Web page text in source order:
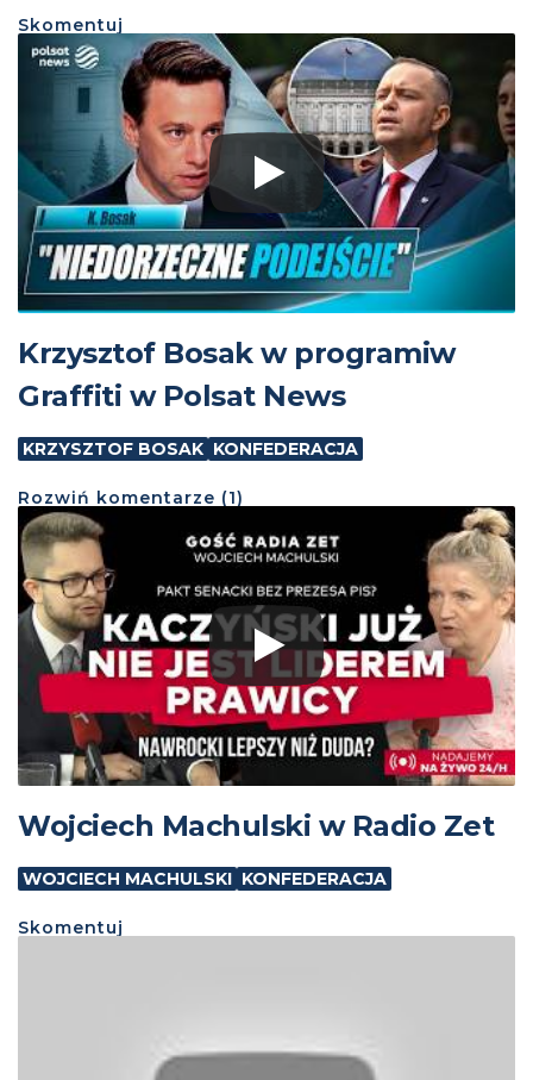
Skomentuj
Krzysztof Bosak w programiw
Graffiti w Polsat News
KRZYSZTOF BOSAK KONFEDERACJA
Rozwiń komentarze (1)
Wojciech Machulski w Radio Zet
WOJCIECH MACHULSKI KONFEDERACJA
Skomentuj